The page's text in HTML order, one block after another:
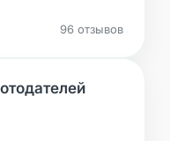
96 отзывов